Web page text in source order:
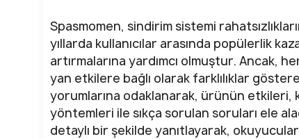
Spasmomen, sindirim sistemi
yıllarda kullanıcılar arasında popülerlik
artırmalarına yardımcı olmuştur. Ancak,
yan etkilere bağlı olarak farklılıklar
yorumlarına odaklanarak, ürünün etkileri,
yöntemleri ile sıkça sorulan soruları ele
detaylı bir şekilde yanıtlayarak,